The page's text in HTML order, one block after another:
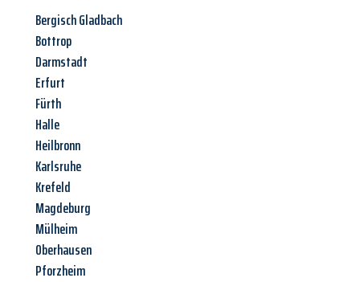
Bergisch Gladbach
Bottrop
Darmstadt
Erfurt
Fürth
Halle
Heilbronn
Karlsruhe
Krefeld
Magdeburg
Mülheim
Oberhausen
Pforzheim